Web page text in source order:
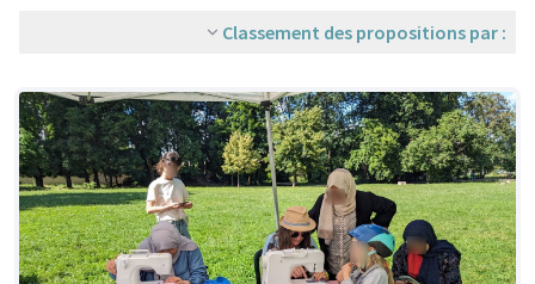
Classement des propositions par :